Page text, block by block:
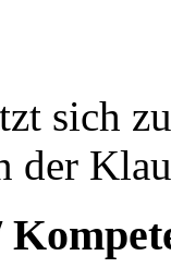
sich
der